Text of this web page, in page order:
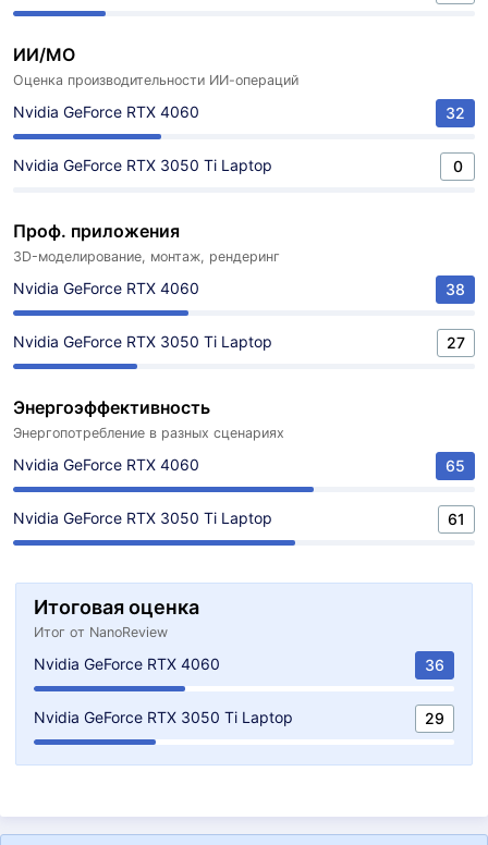
ИИ/МО
Оценка производительности ИИ-операций
Nvidia GeForce RTX 4060 32
Nvidia GeForce RTX 3050 Ti Laptop 0
Проф. приложения
3D-моделирование, монтаж, рендеринг
Nvidia GeForce RTX 4060 38
Nvidia GeForce RTX 3050 Ti Laptop 27
Энергоэффективность
Энергопотребление в разных сценариях
Nvidia GeForce RTX 4060 65
Nvidia GeForce RTX 3050 Ti Laptop 61
Итоговая оценка
Итог от NanoReview
Nvidia GeForce RTX 4060 36
Nvidia GeForce RTX 3050 Ti Laptop 29